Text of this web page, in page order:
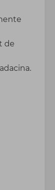
de